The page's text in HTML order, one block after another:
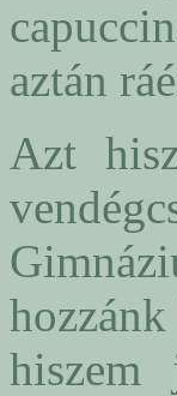
aztán
Azt
hiszem